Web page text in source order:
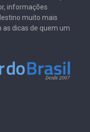
informações
muito mais
as dicas de quem um